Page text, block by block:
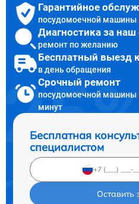
Гарантийное
посудомоечной машины
Диагностика за наш
ремонт по желанию
Бесплатный выезд
в день обращения
Срочный ремонт
посудомоечной машины
минут
Бесплатная
специалистом
Оставить